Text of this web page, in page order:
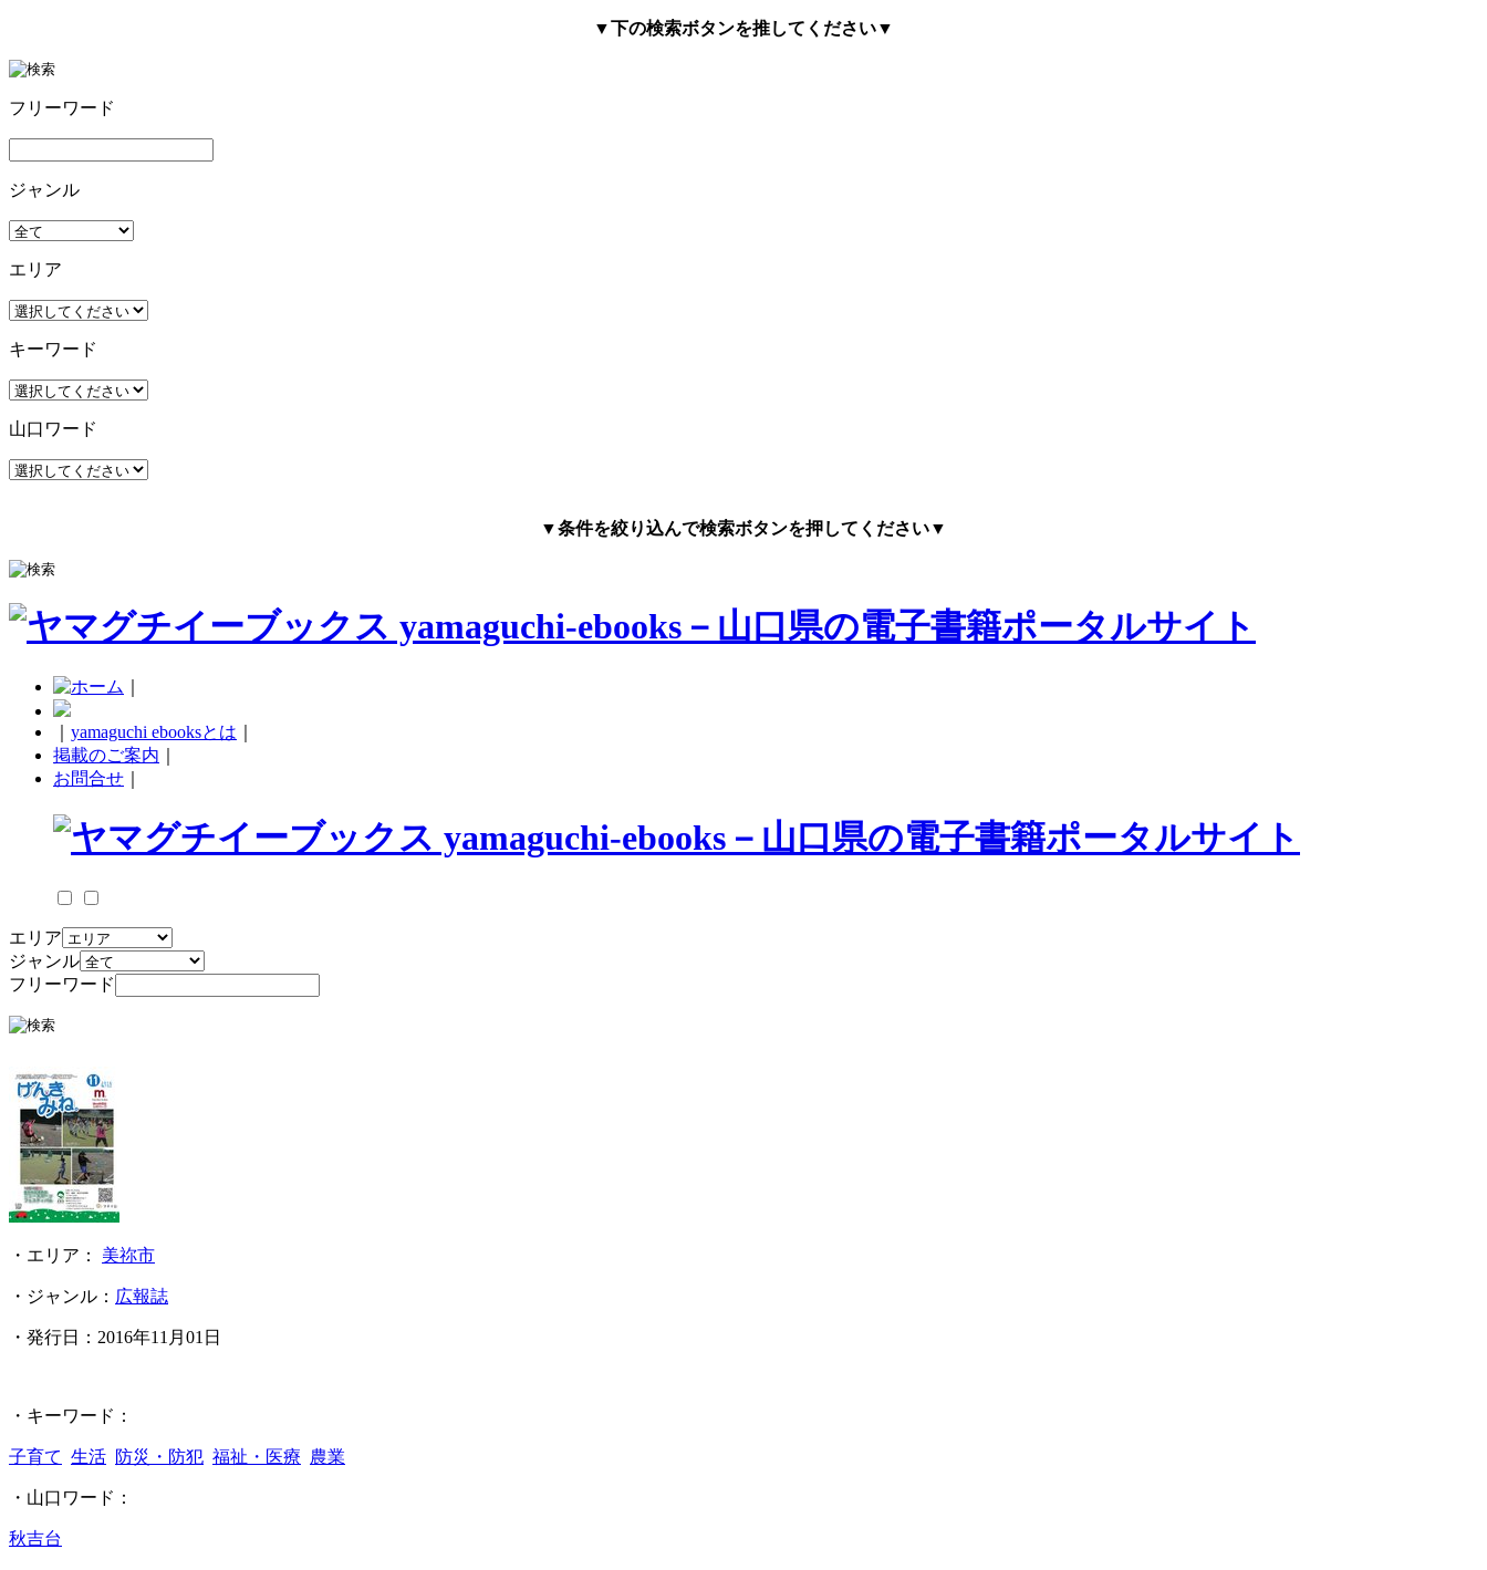
▼下の検索ボタンを推してください▼
フリーワード
ジャンル
エリア
キーワード
山口ワード
▼条件を絞り込んで検索ボタンを押してください▼
yamaguchi ebooksとは
掲載のご案内
お問合せ
エリア
ジャンル
フリーワード
・エリア： 美祢市
・ジャンル： 広報誌
・発行日： 2016年11月01日
・キーワード：
子育て 生活 防災・防犯 福祉・医療 農業
・山口ワード：
秋吉台